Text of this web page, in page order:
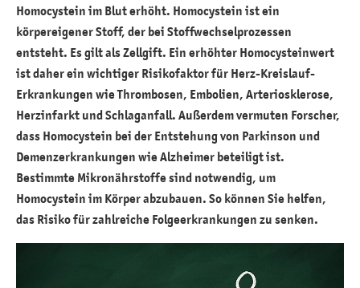
Homocystein im Blut erhöht. Homocystein ist ein
körpereigener Stoff, der bei Stoffwechselprozessen
entsteht. Es gilt als Zellgift. Ein erhöhter Homocysteinwert
ist daher ein wichtiger Risikofaktor für Herz-Kreislauf-
Erkrankungen wie Thrombosen, Embolien, Arteriosklerose,
Herzinfarkt und Schlaganfall. Außerdem vermuten Forscher,
dass Homocystein bei der Entstehung von Parkinson und
Demenzerkrankungen wie Alzheimer beteiligt ist.
Bestimmte Mikronährstoffe sind notwendig, um
Homocystein im Körper abzubauen. So können Sie helfen,
das Risiko für zahlreiche Folgeerkrankungen zu senken.